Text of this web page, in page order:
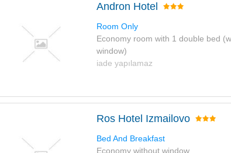
Andron Hotel
Room Only
Economy room with 1 double bed
window)
iade yapılamaz
Ros Hotel Izmailovo
Bed And Breakfast
Economy without window